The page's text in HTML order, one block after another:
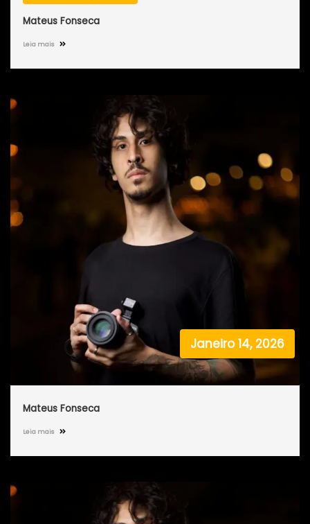
Mateus Fonseca
Leia mais
Janeiro 14, 2026
Mateus Fonseca
Leia mais